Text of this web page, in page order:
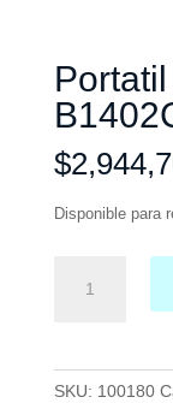
$
Disponible para
asus
SKU: 100180